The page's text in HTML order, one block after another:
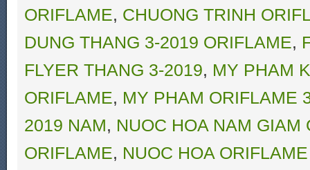
ORIFLAME, CHUONG TRINH
DUNG THANG 3-2019 ORIFLAME,
FLYER THANG 3-2019, MY PHAM
ORIFLAME, MY PHAM ORIFLAME
2019 NAM, NUOC HOA NAM GIAM
ORIFLAME, NUOC HOA